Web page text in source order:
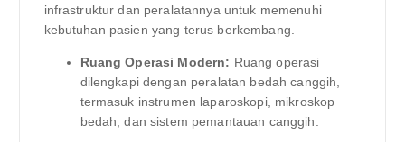
infrastruktur dan peralatannya untuk memenuhi
kebutuhan pasien yang terus berkembang.
Ruang Operasi Modern: Ruang operasi
dilengkapi dengan peralatan bedah canggih,
termasuk instrumen laparoskopi, mikroskop
bedah, dan sistem pemantauan canggih.